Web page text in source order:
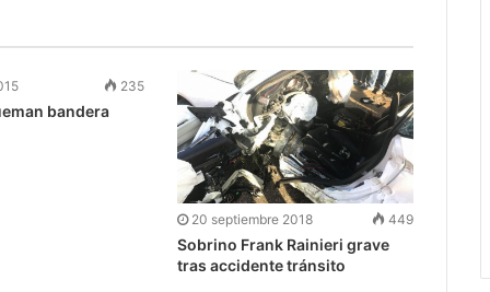
235
bandera
20 septiembre 2018 449
Sobrino Frank Rainieri grave
tras accidente tránsito